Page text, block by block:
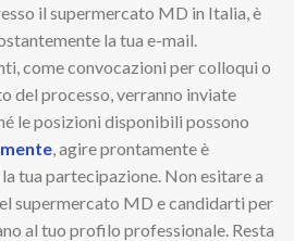
il supermercato MD in Italia, è
la tua e-mail.
come convocazioni per colloqui o
del processo, verranno inviate
le posizioni disponibili possono
, agire prontamente è
tua partecipazione. Non esitare a
supermercato MD e candidarti per
al tuo profilo professionale. Resta